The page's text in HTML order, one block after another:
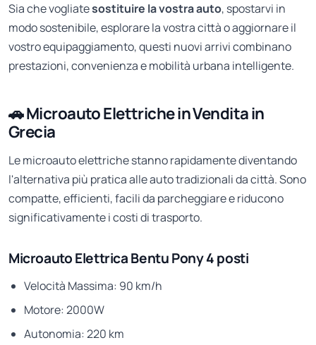
Sia che vogliatesostituire la vostra auto, spostarvi in
modo sostenibile, esplorare la vostra città o aggiornare il
vostro equipaggiamento, questi nuovi arrivi combinano
prestazioni, convenienza e mobilità urbana intelligente.
🚗 Microauto Elettriche in Vendita in
Grecia
Le microauto elettriche stanno rapidamente diventando
l'alternativa più pratica alle auto tradizionali da città. Sono
compatte, efficienti, facili da parcheggiare e riducono
significativamente i costi di trasporto.
Microauto Elettrica Bentu Pony 4 posti
Velocità Massima: 90 km/h
Motore: 2000W
Autonomia: 220 km